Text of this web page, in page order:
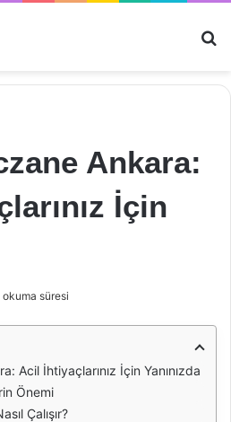
Ankara:
İçin
süresi
Acil İhtiyaçlarınız İçin Yanınızda
Önemi
Çalışır?